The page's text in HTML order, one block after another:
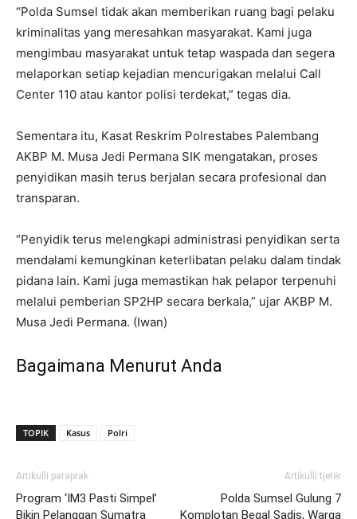
“Polda Sumsel tidak akan memberikan ruang bagi pelaku
kriminalitas yang meresahkan masyarakat. Kami juga
mengimbau masyarakat untuk tetap waspada dan segera
melaporkan setiap kejadian mencurigakan melalui Call
Center 110 atau kantor polisi terdekat,” tegas dia.
Sementara itu, Kasat Reskrim Polrestabes Palembang
AKBP M. Musa Jedi Permana SIK mengatakan, proses
penyidikan masih terus berjalan secara profesional dan
transparan.
“Penyidik terus melengkapi administrasi penyidikan serta
mendalami kemungkinan keterlibatan pelaku dalam tindak
pidana lain. Kami juga memastikan hak pelapor terpenuhi
melalui pemberian SP2HP secara berkala,” ujar AKBP M.
Musa Jedi Permana. (Iwan)
Bagaimana Menurut Anda
TOPIK Kasus Polri
Artikulli paraprak
Program ‘IM3 Pasti Simpel’
Bikin Pelanggan Sumatra
Artikulli tjetër
Polda Sumsel Gulung 7
Komplotan Begal Sadis, Warga